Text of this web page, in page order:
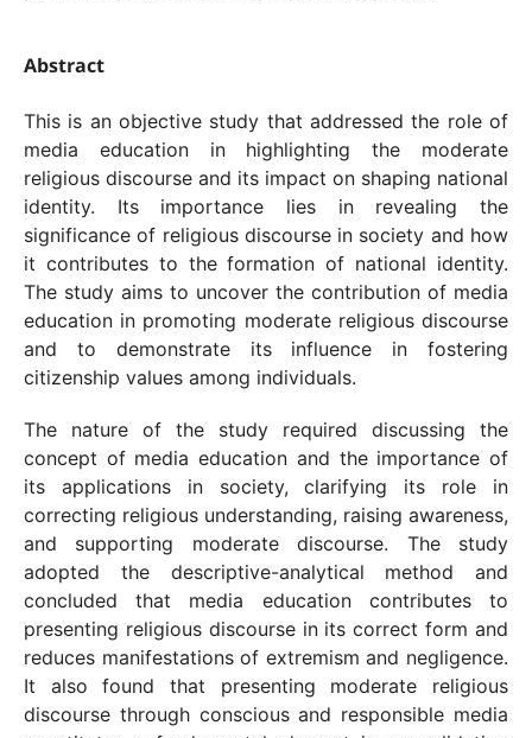
Abstract
This is an objective study that addressed the role of
media education in highlighting the moderate
religious discourse and its impact on shaping national
identity. Its importance lies in revealing the
significance of religious discourse in society and how
it contributes to the formation of national identity.
The study aims to uncover the contribution of media
education in promoting moderate religious discourse
and to demonstrate its influence in fostering
citizenship values among individuals.
The nature of the study required discussing the
concept of media education and the importance of
its applications in society, clarifying its role in
correcting religious understanding, raising awareness,
and supporting moderate discourse. The study
adopted the descriptive-analytical method and
concluded that media education contributes to
presenting religious discourse in its correct form and
reduces manifestations of extremism and negligence.
It also found that presenting moderate religious
discourse through conscious and responsible media